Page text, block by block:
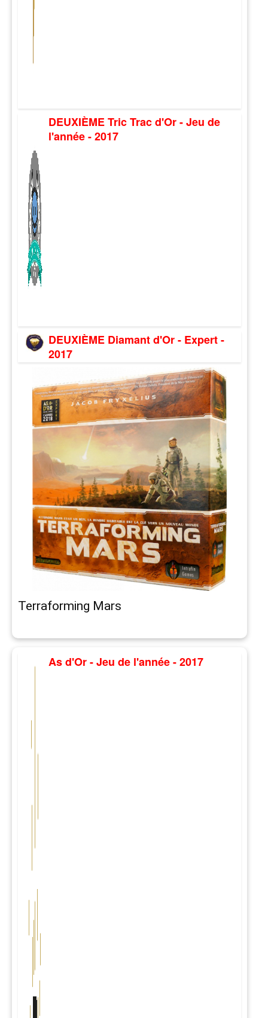
DEUXIÈME Tric Trac d'Or - Jeu de
l'année - 2017
DEUXIÈME Diamant d'Or - Expert -
2017
Terraforming Mars
As d'Or - Jeu de l'année - 2017